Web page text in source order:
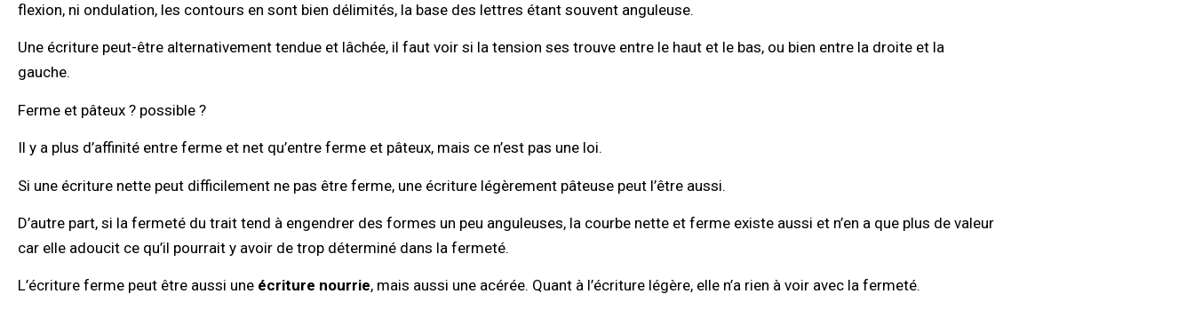
flexion, ni ondulation, les contours en sont bien délimités, la base des lettres étant souvent anguleuse.
Une écriture peut-être alternativement tendue et lâchée, il faut voir si la tension ses trouve entre le haut et le bas, ou bien entre la droite et la
gauche.
Ferme et pâteux ? possible ?
Il y a plus d’affinité entre ferme et net qu’entre ferme et pâteux, mais ce n’est pas une loi.
Si une écriture nette peut difficilement ne pas être ferme, une écriture légèrement pâteuse peut l’être aussi.
D’autre part, si la fermeté du trait tend à engendrer des formes un peu anguleuses, la courbe nette et ferme existe aussi et n’en a que plus de valeur
car elle adoucit ce qu’il pourrait y avoir de trop déterminé dans la fermeté.
L’écriture ferme peut être aussi une écriture nourrie, mais aussi une acérée. Quant à l’écriture légère, elle n’a rien à voir avec la fermeté.